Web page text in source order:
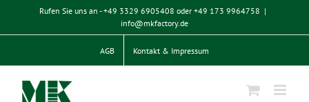
springen
Rufen Sie uns an - +49 3329 6905408 oder +49 173 9964758 |
info@mkfactory.de
AGB Kontakt & Impressum